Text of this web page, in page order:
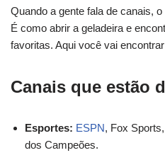
Quando a gente fala de canais,
É como abrir a geladeira e
favoritas. Aqui você vai
Canais que estão
Esportes: ESPN, Fox
dos Campeões.